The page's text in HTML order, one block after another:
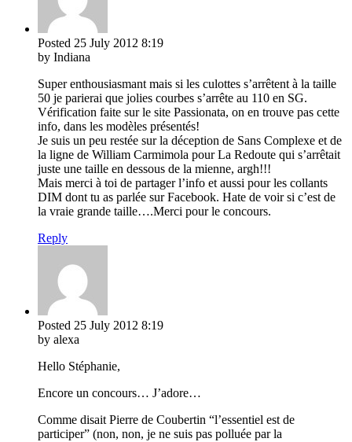
Posted 25 July 2012 8:19
by Indiana
Super enthousiasmant mais si les culottes s’arrêtent à la taille
50 je parierai que jolies courbes s’arrête au 110 en SG.
Vérification faite sur le site Passionata, on en trouve pas cette
info, dans les modèles présentés!
Je suis un peu restée sur la déception de Sans Complexe et de
la ligne de William Carmimola pour La Redoute qui s’arrêtait
juste une taille en dessous de la mienne, argh!!!
Mais merci à toi de partager l’info et aussi pour les collants
DIM dont tu as parlée sur Facebook. Hate de voir si c’est de
la vraie grande taille….Merci pour le concours.
Reply
Posted 25 July 2012 8:19
by alexa
Hello Stéphanie,
Encore un concours… J’adore…
Comme disait Pierre de Coubertin “l’essentiel est de
participer” (non, non, je ne suis pas polluée par la